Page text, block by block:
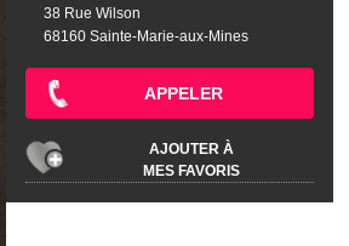
38 Rue Wilson
68160 Sainte-Marie-aux-Mines
APPELER
AJOUTER À
MES FAVORIS